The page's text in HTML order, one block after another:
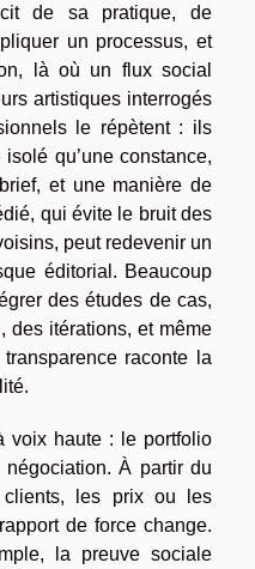
de sa pratique, de
un processus, et
là où un flux social
artistiques interrogés
le répètent : ils
qu’une constance,
et une manière de
qui évite le bruit des
peut redevenir un
éditorial. Beaucoup
des études de cas,
des itérations, et même
raconte la
voix haute : le portfolio
À partir du
les prix ou les
de force change.
la preuve sociale